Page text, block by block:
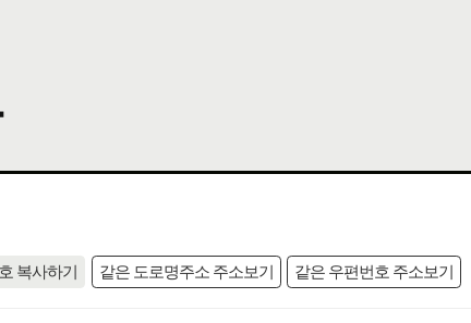
복사하기 같은 도로명주소 주소보기 같은 우편번호 주소보기